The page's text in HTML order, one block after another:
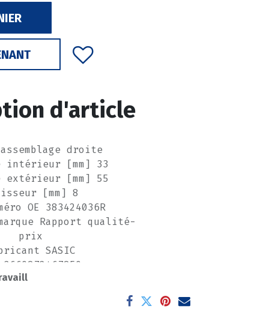
d'article
droite
intérieur [mm] 33
extérieur [mm] 55
[mm] 8
OE 383424036R
Rapport qualité-
prix
SASIC
3660872467850
pièce du fabricant